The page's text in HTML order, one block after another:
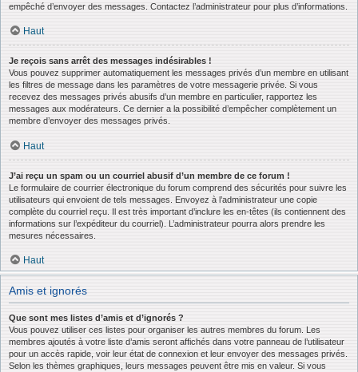
empêché d’envoyer des messages. Contactez l’administrateur pour plus d’informations.
Haut
Je reçois sans arrêt des messages indésirables !
Vous pouvez supprimer automatiquement les messages privés d’un membre en utilisant
les filtres de message dans les paramètres de votre messagerie privée. Si vous
recevez des messages privés abusifs d’un membre en particulier, rapportez les
messages aux modérateurs. Ce dernier a la possibilité d’empêcher complètement un
membre d’envoyer des messages privés.
Haut
J’ai reçu un spam ou un courriel abusif d’un membre de ce forum !
Le formulaire de courrier électronique du forum comprend des sécurités pour suivre les
utilisateurs qui envoient de tels messages. Envoyez à l’administrateur une copie
complète du courriel reçu. Il est très important d’inclure les en-têtes (ils contiennent des
informations sur l’expéditeur du courriel). L’administrateur pourra alors prendre les
mesures nécessaires.
Haut
Amis et ignorés
Que sont mes listes d’amis et d’ignorés ?
Vous pouvez utiliser ces listes pour organiser les autres membres du forum. Les
membres ajoutés à votre liste d’amis seront affichés dans votre panneau de l’utilisateur
pour un accès rapide, voir leur état de connexion et leur envoyer des messages privés.
Selon les thèmes graphiques, leurs messages peuvent être mis en valeur. Si vous